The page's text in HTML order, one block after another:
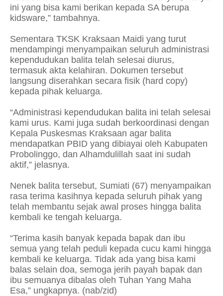
ini yang bisa kami berikan kepada SA berupa
kidsware,” tambahnya.
Sementara TKSK Kraksaan Maidi yang turut
mendampingi menyampaikan seluruh administrasi
kependudukan balita telah selesai diurus,
termasuk akta kelahiran. Dokumen tersebut
langsung diserahkan secara fisik (hard copy)
kepada pihak keluarga.
“Administrasi kependudukan balita ini telah selesai
kami urus. Kami juga sudah berkoordinasi dengan
Kepala Puskesmas Kraksaan agar balita
mendapatkan PBID yang dibiayai oleh Kabupaten
Probolinggo, dan Alhamdulillah saat ini sudah
aktif,” jelasnya.
Nenek balita tersebut, Sumiati (67) menyampaikan
rasa terima kasihnya kepada seluruh pihak yang
telah membantu sejak awal proses hingga balita
kembali ke tengah keluarga.
“Terima kasih banyak kepada bapak dan ibu
semua yang telah peduli kepada cucu kami hingga
kembali ke keluarga. Tidak ada yang bisa kami
balas selain doa, semoga jerih payah bapak dan
ibu semuanya dibalas oleh Tuhan Yang Maha
Esa,” ungkapnya. (nab/zid)